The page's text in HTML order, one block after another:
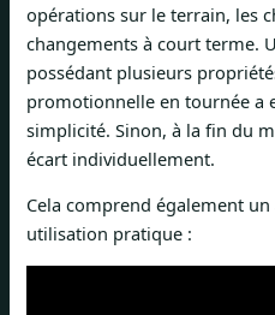
opérations sur le terrain, les
changements à court terme.
possédant plusieurs
promotionnelle en tournée a
simplicité. Sinon, à la fin du
écart individuellement.
Cela comprend également
utilisation pratique :